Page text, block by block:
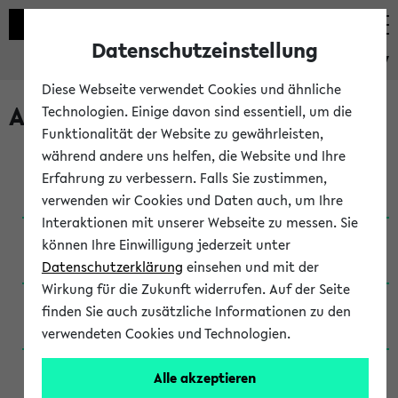
eKVV
Archivierte Studiengänge
Anglistik: British and American Studies / B.A.
(Einschreibung bis WiSe 16/17)
Anglistik: British and American Studies / B.A.
(Einschreibung bis SoSe 2015)
Anglistik: British and American Studies / B.A.
(Einschreibung bis SoSe 2013)
Anglistik: British and American Studies / Ba
(Einschreibung bis SoSe 2011)
Datenschutzeinstellung
Diese Webseite verwendet Cookies und ähnliche
Technologien. Einige davon sind essentiell, um die
Funktionalität der Website zu gewährleisten,
während andere uns helfen, die Website und Ihre
Erfahrung zu verbessern. Falls Sie zustimmen,
verwenden wir Cookies und Daten auch, um Ihre
Interaktionen mit unserer Webseite zu messen. Sie
können Ihre Einwilligung jederzeit unter
Datenschutzerklärung einsehen und mit der
Wirkung für die Zukunft widerrufen. Auf der Seite
finden Sie auch zusätzliche Informationen zu den
verwendeten Cookies und Technologien.
Alle akzeptieren